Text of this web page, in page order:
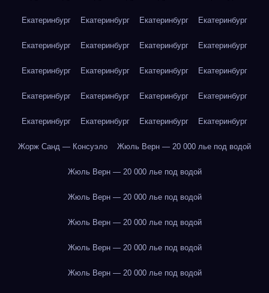
Екатеринбург Екатеринбург Екатеринбург Екатеринбург
Екатеринбург Екатеринбург Екатеринбург Екатеринбург
Екатеринбург Екатеринбург Екатеринбург Екатеринбург
Екатеринбург Екатеринбург Екатеринбург Екатеринбург
Екатеринбург Екатеринбург Екатеринбург Екатеринбург
Жорж Санд — Консуэло Жюль Верн — 20 000 лье под водой
Жюль Верн — 20 000 лье под водой
Жюль Верн — 20 000 лье под водой
Жюль Верн — 20 000 лье под водой
Жюль Верн — 20 000 лье под водой
Жюль Верн — 20 000 лье под водой